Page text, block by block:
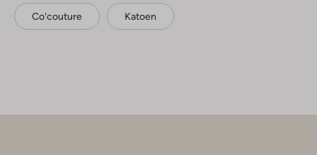
Co'couture Katoen